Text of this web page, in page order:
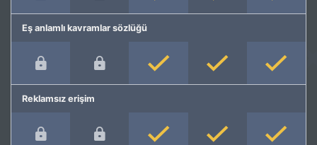
Eş anlamlı kavramlar sözlüğü
Reklamsız erişim